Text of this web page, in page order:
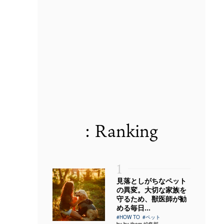
: Ranking
1
見落としがちなペット
の異変。大切な家族を
守るため、獣医師が勧
める毎日...
#HOW TO #ペット